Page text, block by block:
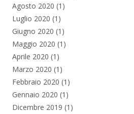
Agosto 2020 (1)
Luglio 2020 (1)
Giugno 2020 (1)
Maggio 2020 (1)
Aprile 2020 (1)
Marzo 2020 (1)
Febbraio 2020 (1)
Gennaio 2020 (1)
Dicembre 2019 (1)